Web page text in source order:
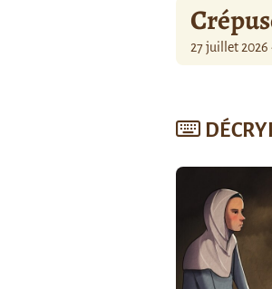
27 juillet 2026